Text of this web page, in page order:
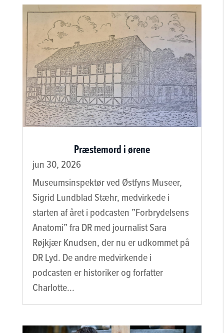
Præstemord i ørene
jun 30, 2026
Museumsinspektør ved Østfyns Museer,
Sigrid Lundblad Stæhr, medvirkede i
starten af året i podcasten ”Forbrydelsens
Anatomi” fra DR med journalist Sara
Røjkjær Knudsen, der nu er udkommet på
DR Lyd. De andre medvirkende i
podcasten er historiker og forfatter
Charlotte...